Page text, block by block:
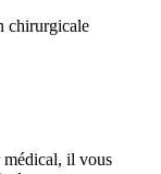
chirurgicale
il vous